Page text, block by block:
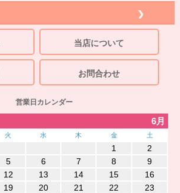
当店について
お問合わせ
営業日カレンダー
6月
火 水 木 金 土
1
2
5 6 7 8
9
12 13 14 15
16
19 20 21 22
23